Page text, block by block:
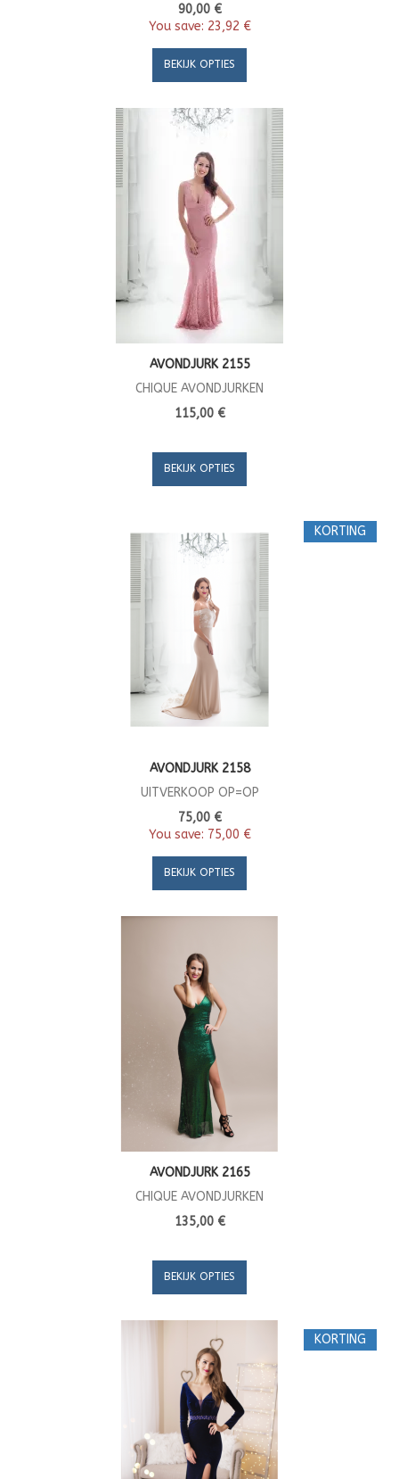
90,00 €
You save: 23,92 €
BEKIJK OPTIES
AVONDJURK 2155
CHIQUE AVONDJURKEN
115,00 €
BEKIJK OPTIES
KORTING
AVONDJURK 2158
UITVERKOOP OP=OP
75,00 €
You save: 75,00 €
BEKIJK OPTIES
AVONDJURK 2165
CHIQUE AVONDJURKEN
135,00 €
BEKIJK OPTIES
KORTING